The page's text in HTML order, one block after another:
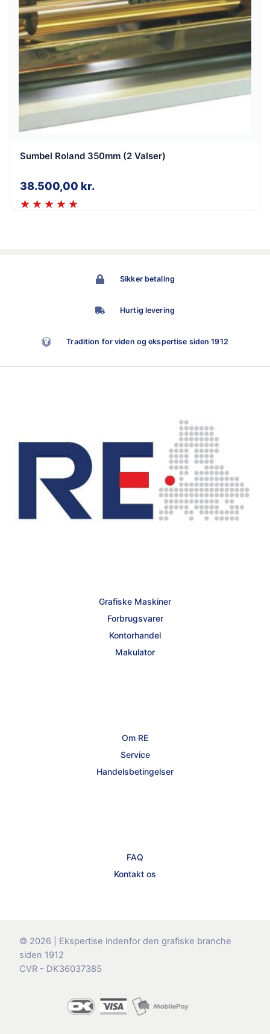
Sumbel Roland 350mm (2 Valser)
38.500,00 kr.
Sikker betaling
Hurtig levering
Tradition for viden og ekspertise siden 1912
Grafiske Maskiner
Forbrugsvarer
Kontorhandel
Makulator
Om RE
Service
Handelsbetingelser
FAQ
Kontakt os
© 2026 | Ekspertise indenfor den grafiske branche
siden 1912
CVR - DK36037385